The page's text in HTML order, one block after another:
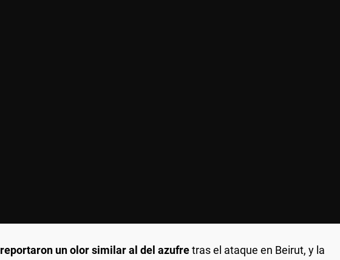
reportaron un olor similar al del azufretras el ataque en Beirut, y la